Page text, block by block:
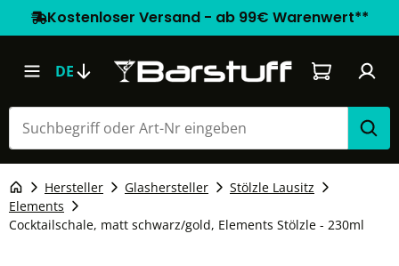
Kostenloser Versand - ab 99€ Warenwert**
DE Warenkorb
Hersteller Glashersteller
Stölzle Lausitz
Elements
Cocktailschale, matt schwarz/gold, Elements Stölzle - 230ml